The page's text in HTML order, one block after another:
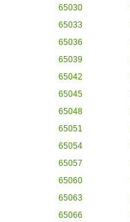
65030
65033
65036
65039
65042
65045
65048
65051
65054
65057
65060
65063
65066